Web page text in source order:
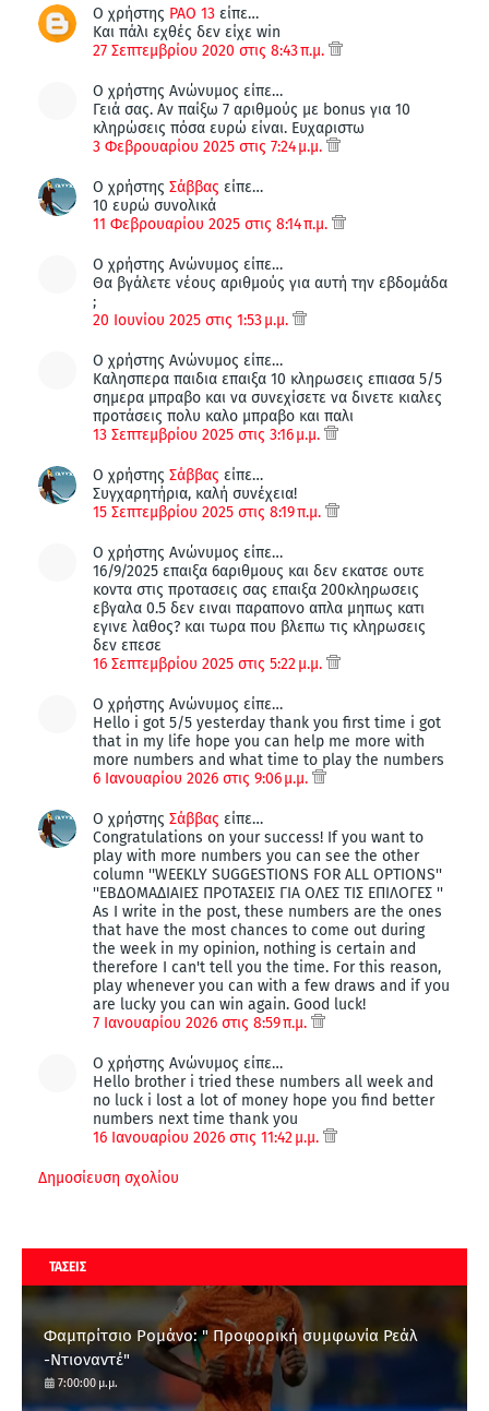
Ο χρήστης PAO 13 είπε…
Και πάλι εχθές δεν είχε win
27 Σεπτεμβρίου 2020 στις 8:43 π.μ.
Ο χρήστης Ανώνυμος είπε…
Γειά σας. Αν παίξω 7 αριθμούς με bonus για 10
κληρώσεις πόσα ευρώ είναι. Ευχαριστω
3 Φεβρουαρίου 2025 στις 7:24 μ.μ.
Ο χρήστης Σάββας είπε…
10 ευρώ συνολικά
11 Φεβρουαρίου 2025 στις 8:14 π.μ.
Ο χρήστης Ανώνυμος είπε…
Θα βγάλετε νέους αριθμούς για αυτή την εβδομάδα
;
20 Ιουνίου 2025 στις 1:53 μ.μ.
Ο χρήστης Ανώνυμος είπε…
Καλησπερα παιδια επαιξα 10 κληρωσεις επιασα 5/5
σημερα μπραβο και να συνεχίσετε να δινετε κιαλες
προτάσεις πολυ καλο μπραβο και παλι
13 Σεπτεμβρίου 2025 στις 3:16 μ.μ.
Ο χρήστης Σάββας είπε…
Συγχαρητήρια, καλή συνέχεια!
15 Σεπτεμβρίου 2025 στις 8:19 π.μ.
Ο χρήστης Ανώνυμος είπε…
16/9/2025 επαιξα 6αριθμους και δεν εκατσε ουτε
κοντα στις προτασεις σας επαιξα 200κληρωσεις
εβγαλα 0.5 δεν ειναι παραπονο απλα μηπως κατι
εγινε λαθος? και τωρα που βλεπω τις κληρωσεις
δεν επεσε
16 Σεπτεμβρίου 2025 στις 5:22 μ.μ.
Ο χρήστης Ανώνυμος είπε…
Hello i got 5/5 yesterday thank you first time i got
that in my life hope you can help me more with
more numbers and what time to play the numbers
6 Ιανουαρίου 2026 στις 9:06 μ.μ.
Ο χρήστης Σάββας είπε…
Congratulations on your success! If you want to
play with more numbers you can see the other
column ''WEEKLY SUGGESTIONS FOR ALL OPTIONS''
''ΕΒΔΟΜΑΔΙΑΙΕΣ ΠΡΟΤΑΣΕΙΣ ΓΙΑ ΟΛΕΣ ΤΙΣ ΕΠΙΛΟΓΕΣ ''
As I write in the post, these numbers are the ones
that have the most chances to come out during
the week in my opinion, nothing is certain and
therefore I can't tell you the time. For this reason,
play whenever you can with a few draws and if you
are lucky you can win again. Good luck!
7 Ιανουαρίου 2026 στις 8:59 π.μ.
Ο χρήστης Ανώνυμος είπε…
Hello brother i tried these numbers all week and
no luck i lost a lot of money hope you find better
numbers next time thank you
16 Ιανουαρίου 2026 στις 11:42 μ.μ.
Δημοσίευση σχολίου
ΤΑΣΕΙΣ
Φαμπρίτσιο Ρομάνο: " Προφορική συμφωνία Ρεάλ
-Ντιοναντέ"
7:00:00 μ.μ.